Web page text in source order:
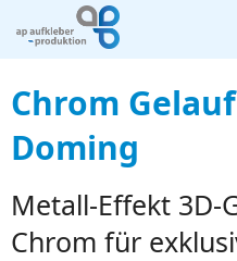
Chrom
Doming
Metall-Effekt 3D-
Chrom für